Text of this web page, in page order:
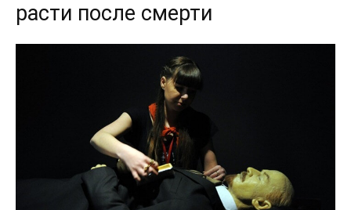
расти после смерти